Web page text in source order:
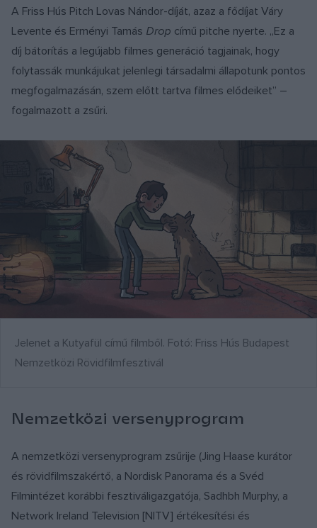
A Friss Hús Pitch Lovas Nándor-díját, azaz a fődíjat Váry
Levente és Erményi Tamás Drop című pitche nyerte. „Ez a
díj bátorítás a legújabb filmes generáció tagjainak, hogy
folytassák munkájukat jelenlegi társadalmi állapotunk pontos
megfogalmazásán, szem előtt tartva filmes elődeiket” –
fogalmazott a zsűri.
Jelenet a Kutyafül című filmből. Fotó: Friss Hús Budapest
Nemzetközi Rövidfilmfesztivál
Nemzetközi versenyprogram
A nemzetközi versenyprogram zsűrije (Jing Haase kurátor
és rövidfilmszakértő, a Nordisk Panorama és a Svéd
Filmintézet korábbi fesztiváligazgatója, Sadhbh Murphy, a
Network Ireland Television [NITV] értékesítési és